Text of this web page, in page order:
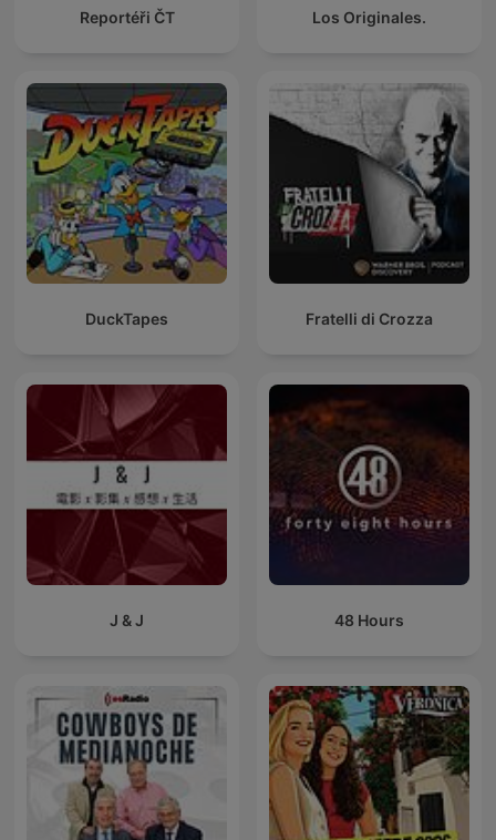
Reportéři ČT Los Originales.
DuckTapes Fratelli di Crozza
J & J 48 Hours